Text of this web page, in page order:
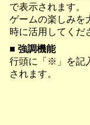
で表示されます。
ゲームの楽しみを
時に活用してくだ
■ 強調機能
行頭に「※」を記
されます。